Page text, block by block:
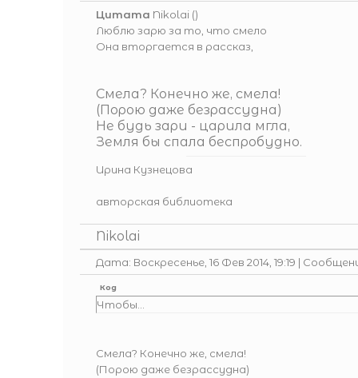
Цитата Nikolai ()
Люблю зарю за то, что смело
Она вторгается в рассказ,
Смела? Конечно же, смела!
(Порою даже безрассудна)
Не будь зари - царила мгла,
Земля бы спала беспробудно.
Ирина Кузнецова
авторская библиотека
Nikolai
Дата: Воскресенье, 16 Фев 2014, 19:19 |
Код
Чтобы...
Смела? Конечно же, смела!
(Порою даже безрассудна)